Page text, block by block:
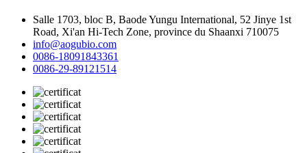
Salle 1703, bloc B, Baode Yungu International, 52 Jinye 1st
Road, Xi'an Hi-Tech Zone, province du Shaanxi 710075
info@aogubio.com
0086-18091843361
0086-29-89121514